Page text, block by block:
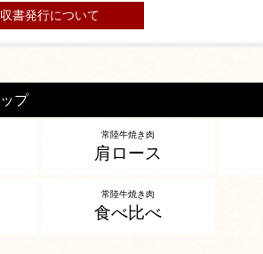
書発行について
プ
常陸牛焼き肉
肩ロース
常陸牛焼き肉
食べ比べ